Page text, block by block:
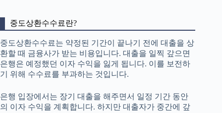
중도상환수수료란?
중도상환수수료는 약정된 기간이 끝나기 전에 대출을 상
환할 때 금융사가 받는 비용입니다. 대출을 일찍 갚으면
은행은 예정했던 이자 수익을 잃게 됩니다. 이를 보전하
기 위해 수수료를 부과하는 것입니다.
은행 입장에서는 장기 대출을 해주면서 일정 기간 동안
의 이자 수익을 계획합니다. 하지만 대출자가 중간에 갚